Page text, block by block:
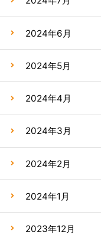
2024年6月
2024年5月
2024年4月
2024年3月
2024年2月
2024年1月
2023年12月